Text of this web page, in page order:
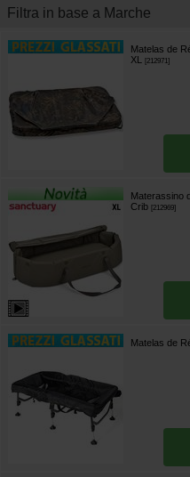
Filtra in base a Marche
Matelas de
XL
[212971]
Materassino
Crib [212969]
Matelas de